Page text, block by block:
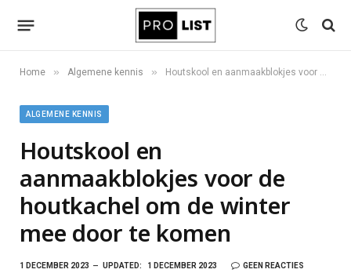
Home » Algemene kennis » Houtskool en aanmaakblokjes voor de houtkachel om de winter mee door te komen
ALGEMENE KENNIS
Houtskool en
aanmaakblokjes voor de
houtkachel om de winter
mee door te komen
1 DECEMBER 2023 UPDATED: 1 DECEMBER 2023 GEEN REACTIES